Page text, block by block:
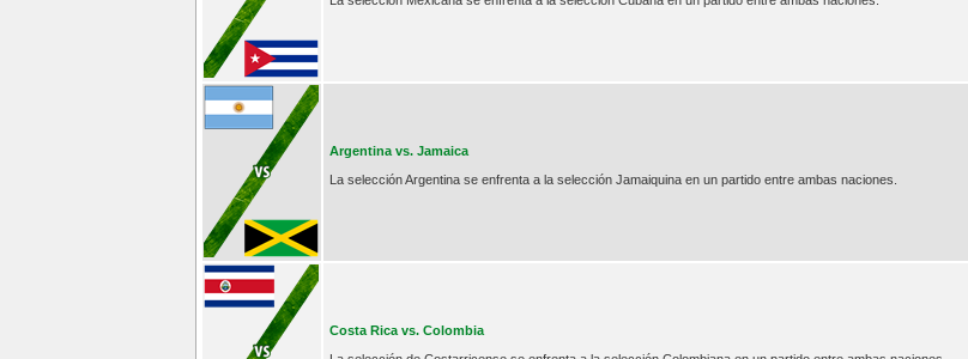
Argentina vs. Jamaica
La selección Argentina se enfrenta a la selección Jamaiquina en un partido entre ambas naciones.
Costa Rica vs. Colombia